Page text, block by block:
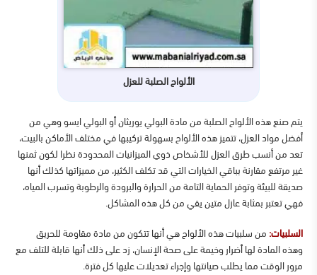
الألواح الصلبة للعزل
يتم صنع هذه الألواح الصلبة من مادة البولي يوريثان أو البولي ايسو وهي من
أفضل مواد العزل، تتميز هذه الألواح بسهولة تركيبها في مختلف الأماكن بالبيت،
تعد من أنسب طرق العزل للأشخاص ذوي الميزانيات المحدودة نظرا لكون ثمنها
غير مرتفع مقارنة بباقي الخيارات التي قد تكلف الكثير، من مميزاتها كذلك أنها
صديقة للبيئة وتوفر الحماية التامة من الحرارة والبرودة والرطوبة وتسرب المياه،
فهي تعتبر بمثابة عازل متين يقي من كل هذه المشاكل.
السلبيات: من سلبيات هذه الألواح هي أنها تتكون من مادة مقاومة للحريق
وهذه المادة لها أضرار وخيمة على صحة الإنسان، زد على ذلك أنها قابلة للتلف مع
مرور الوقت مما يطلب صيانتها وإجراء تعديلات عليها كل فترة.